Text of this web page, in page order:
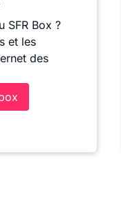
SFR Box ?
et les
des